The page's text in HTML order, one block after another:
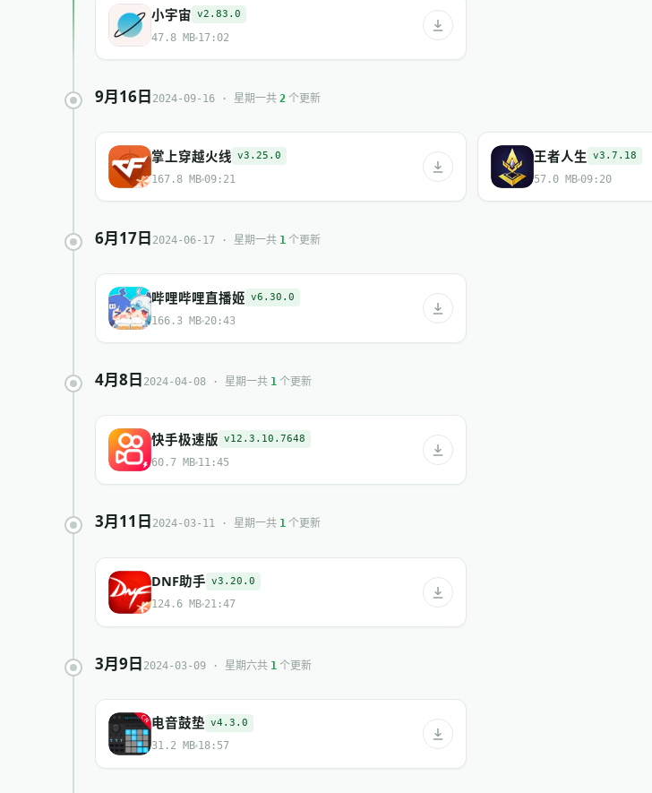
小宇宙 v2.83.0
47.8 MB 17:02
9月16日 2024-09-16 · 星期一共 2 个更新
掌上穿越火线 v3.25.0
167.8 MB 09:21
王者人生 v3.7.18
57.0 MB 09:20
6月17日 2024-06-17 · 星期一共 1 个更新
哔哩哔哩直播姬 v6.30.0
166.3 MB 20:43
4月8日 2024-04-08 · 星期一共 1 个更新
快手极速版 v12.3.10.7648
60.7 MB 11:45
3月11日 2024-03-11 · 星期一共 1 个更新
DNF助手 v3.20.0
124.6 MB 21:47
3月9日 2024-03-09 · 星期六共 1 个更新
电音鼓垫 v4.3.0
31.2 MB 18:57